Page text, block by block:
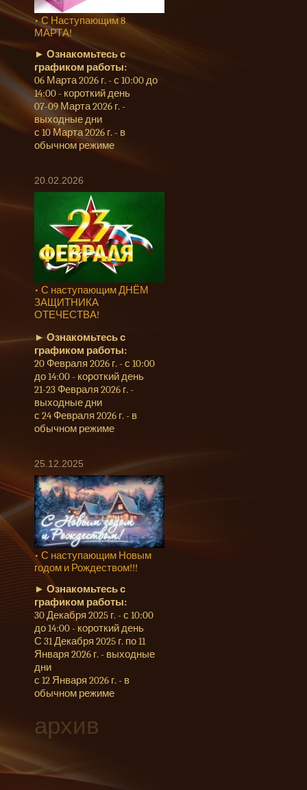
• С Наступающим 8
МАРТА!
► Ознакомьтесь с
графиком работы:
06 Марта 2026 г. - с 10:00 до
14:00 - короткий день
07-09 Марта 2026 г. -
выходные дни
с 10 Марта 2026 г. - в
обычном режиме
20.02.2026
• С наступающим ДНЁМ
ЗАЩИТНИКА
ОТЕЧЕСТВА!
►Ознакомьтесь с
графиком работы:
20 Февраля 2026 г. - с 10:00
до 14:00 - короткий день
21-23 Февраля 2026 г. -
выходные дни
с 24 Февраля 2026 г. - в
обычном режиме
25.12.2025
• С наступающим Новым
годом и Рождеством!!!
►Ознакомьтесь с
графиком работы:
30 Декабря 2025 г. - с 10:00
до 14:00 - короткий день
С 31 Декабря 2025 г. по 11
Января 2026 г. - выходные
дни
с 12 Января 2026 г. - в
обычном режиме
архив